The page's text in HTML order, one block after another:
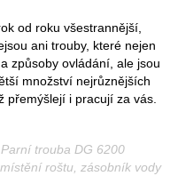
od roku všestrannější,
ani trouby, které nejen
způsoby ovládání, ale jsou
množství nejrůznějších
přemýšlejí i pracují za vás.
trouba DG 6200
roštu, zásobník vody